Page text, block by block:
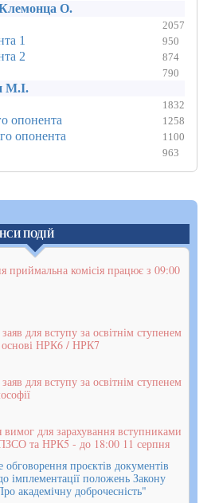
О.
2057
1 950
2 874
790
М.І.
1832
опонента 1258
опонента 1100
963
ПОДІЙ
приймальна комісія працює з 09:00
заяв для вступу за освітнім ступенем
основі НРК6 / НРК7
заяв для вступу за освітнім ступенем
для зарахування вступниками
та НРК5 - до 18:00 11 серпня
обговорення проєктів документів
положень Закону
академічну доброчесність"